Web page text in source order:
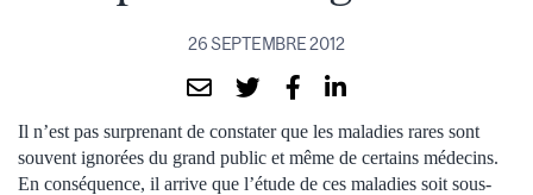
26 SEPTEMBRE 2012
Il n’est pas surprenant de constater que les maladies rares sont
souvent ignorées du grand public et même de certains médecins.
En conséquence, il arrive que l’étude de ces maladies soit sous-